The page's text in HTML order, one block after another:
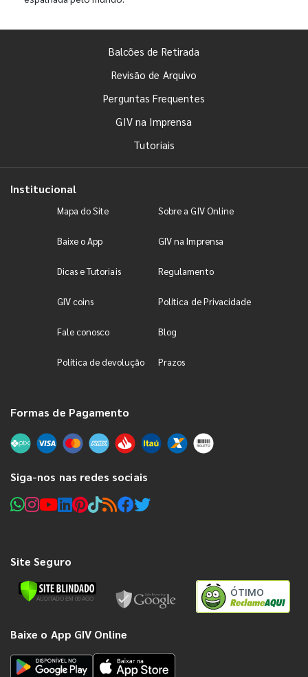
Balcões de Retirada
Revisão de Arquivo
Perguntas Frequentes
GIV na Imprensa
Tutoriais
Institucional
Mapa do Site Sobre a GIV Online
Baixe o App GIV na Imprensa
Dicas e Tutoriais Regulamento
GIV coins Política de Privacidade
Fale conosco Blog
Política de devolução Prazos
Formas de Pagamento
Siga-nos nas redes sociais
Site Seguro
ÓTIMO
Baixe o App GIV Online